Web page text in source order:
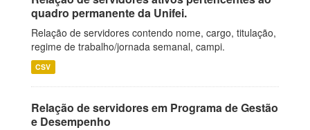
quadro permanente da Unifei.
Relação de servidores contendo nome, cargo, titulação,
regime de trabalho/jornada semanal, campi.
CSV
Relação de servidores em Programa de Gestão
e Desempenho